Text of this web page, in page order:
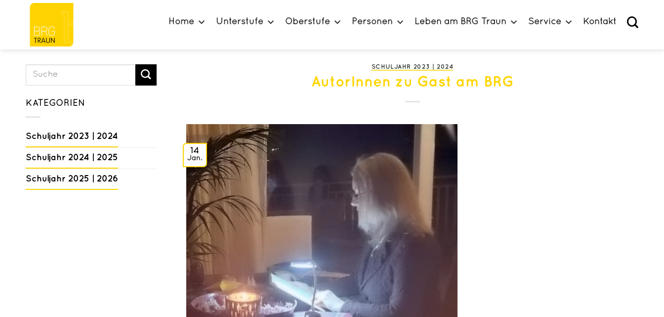
springen
Home Unterstufe Oberstufe Personen Leben am BRG Traun Service Kontakt
KATEGORIEN
Schuljahr 2023 | 2024
Schuljahr 2024 | 2025
Schuljahr 2025 | 2026
SCHULJAHR 2023 | 2024
AutorInnen zu Gast am BRG
14
Jan.